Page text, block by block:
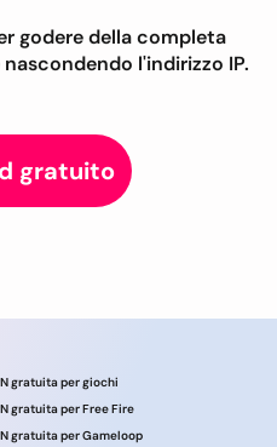
godere della completa
l'indirizzo IP.
gratuito
gratuita per giochi
gratuita per Free Fire
gratuita per Gameloop